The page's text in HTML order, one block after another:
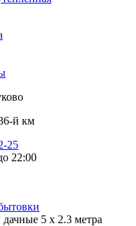
й км
25
22:00
5 х 2.3 метра